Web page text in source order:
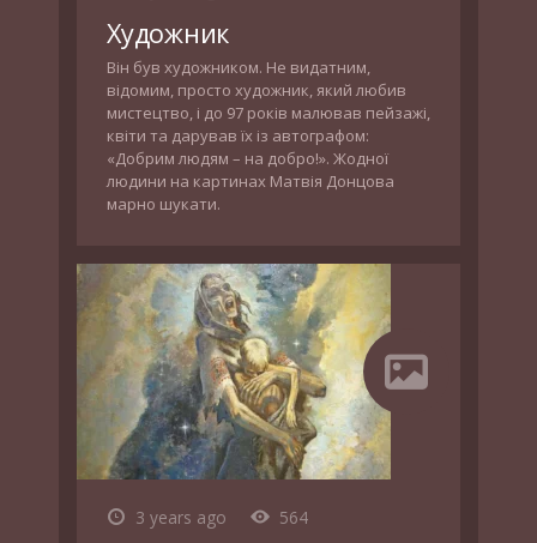
Художник
Він був художником. Не видатним,
відомим, просто художник, який любив
мистецтво, і до 97 років малював пейзажі,
квіти та дарував їх із автографом:
«Добрим людям – на добро!». Жодної
людини на картинах Матвія Донцова
марно шукати.
3 years ago 564